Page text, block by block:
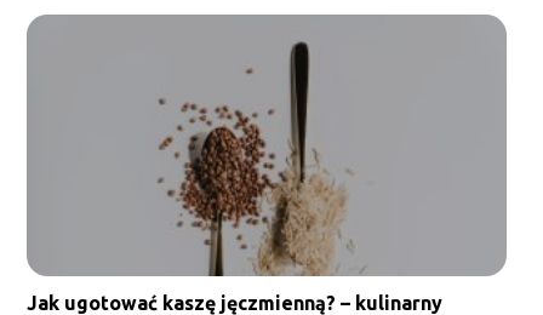
Jak ugotować kaszę jęczmienną? – kulinarny